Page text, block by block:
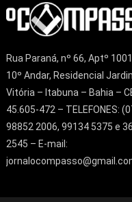
Rua Paraná, nº 66, Aptº
10º Andar, Residencial
Vitória – Itabuna – Bahia –
45.605-472 – TELEFONES:
98852 2006, 99134 5375 e
2545 – E-mail: